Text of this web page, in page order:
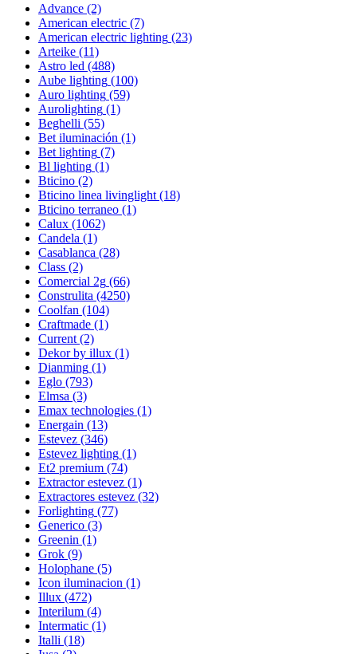
Advance (2)
American electric (7)
American electric lighting (23)
Arteike (11)
Astro led (488)
Aube lighting (100)
Auro lighting (59)
Aurolighting (1)
Beghelli (55)
Bet iluminación (1)
Bet lighting (7)
Bl lighting (1)
Bticino (2)
Bticino linea livinglight (18)
Bticino terraneo (1)
Calux (1062)
Candela (1)
Casablanca (28)
Class (2)
Comercial 2g (66)
Construlita (4250)
Coolfan (104)
Craftmade (1)
Current (2)
Dekor by illux (1)
Dianming (1)
Eglo (793)
Elmsa (3)
Emax technologies (1)
Energain (13)
Estevez (346)
Estevez lighting (1)
Et2 premium (74)
Extractor estevez (1)
Extractores estevez (32)
Forlighting (77)
Generico (3)
Greenin (1)
Grok (9)
Holophane (5)
Icon iluminacion (1)
Illux (472)
Interilum (4)
Intermatic (1)
Italli (18)